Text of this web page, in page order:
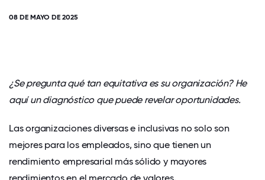
08 DE MAYO DE 2025
¿Se pregunta qué tan equitativa es su organización? He
aquí un diagnóstico que puede revelar oportunidades.
Las organizaciones diversas e inclusivas no solo son
mejores para los empleados, sino que tienen un
rendimiento empresarial más sólido y mayores
rendimientos en el mercado de valores.